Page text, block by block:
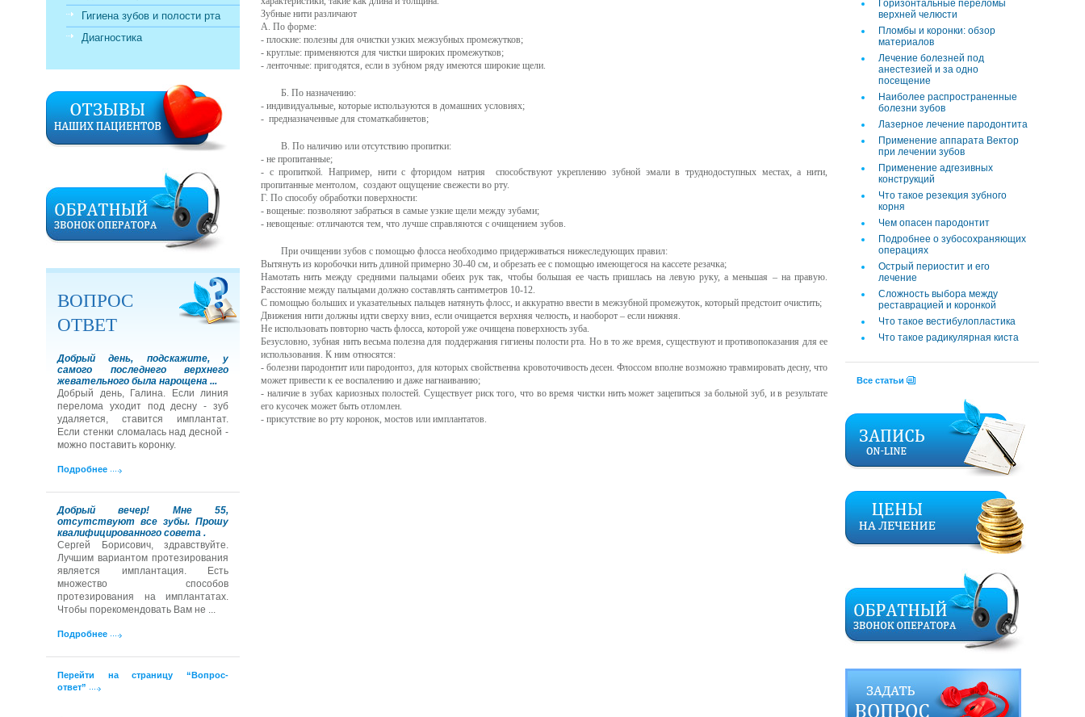
Горизонтальные переломы
верхней челюсти
Пломбы и коронки: обзор
материалов
Лечение болезней под
анестезией и за одно
посещение
Наиболее распространенные
болезни зубов
Лазерное лечение пародонтита
Применение аппарата Вектор
при лечении зубов
Применение адгезивных
конструкций
Что такое резекция зубного
корня
Чем опасен пародонтит
Подробнее о зубосохраняющих
операциях
Острый периостит и его
лечение
Сложность выбора между
реставрацией и коронкой
Что такое вестибулопластика
Что такое радикулярная киста
Все статьи
Гигиена зубов и полости рта
Диагностика
ВОПРОС
ОТВЕТ
Добрый день, подскажите, у
самого последнего верхнего
жевательного была нарощена ...
Добрый день, Галина. Если линия
перелома уходит под десну - зуб
удаляется, ставится имплантат.
Если стенки сломалась над десной -
можно поставить коронку.
Подробнее
Добрый вечер! Мне 55,
отсутствуют все зубы. Прошу
квалифицированного совета .
Сергей Борисович, здравствуйте.
Лучшим вариантом протезирования
является имплантация. Есть
множество способов
протезирования на имплантатах.
Чтобы порекомендовать Вам не ...
Подробнее
Перейти на страницу “Вопрос-
ответ”
Зубные нити различают
А. По форме:
- плоские: полезны для очистки узких межзубных промежутков;
- круглые: применяются для чистки широких промежутков;
- ленточные: пригодятся, если в зубном ряду имеются широкие щели.
Б. По назначению:
- индивидуальные, которые используются в домашних условиях;
- предназначенные для стоматкабинетов;
В. По наличию или отсутствию пропитки:
- не пропитанные;
- с пропиткой. Например, нити с фторидом натрия способствуют укреплению зубной эмали в труднодоступных местах, а нити,
пропитанные ментолом, создают ощущение свежести во рту.
Г. По способу обработки поверхности:
- вощеные: позволяют забраться в самые узкие щели между зубами;
- невощеные: отличаются тем, что лучше справляются с очищением зубов.
При очищении зубов с помощью флосса необходимо придерживаться нижеследующих правил:
Вытянуть из коробочки нить длиной примерно 30-40 см, и обрезать ее с помощью имеющегося на кассете резачка;
Намотать нить между средними пальцами обеих рук так, чтобы большая ее часть пришлась на левую руку, а меньшая – на правую.
Расстояние между пальцами должно составлять сантиметров 10-12.
С помощью больших и указательных пальцев натянуть флосс, и аккуратно ввести в межзубной промежуток, который предстоит очистить;
Движения нити должны идти сверху вниз, если очищается верхняя челюсть, и наоборот – если нижняя.
Не использовать повторно часть флосса, которой уже очищена поверхность зуба.
Безусловно, зубная нить весьма полезна для поддержания гигиены полости рта. Но в то же время, существуют и противопоказания для ее
использования. К ним относятся:
- болезни пародонтит или пародонтоз, для которых свойственна кровоточивость десен. Флоссом вполне возможно травмировать десну, что
может привести к ее воспалению и даже нагнаиванию;
- наличие в зубах кариозных полостей. Существует риск того, что во время чистки нить может зацепиться за больной зуб, и в результате
его кусочек может быть отломлен.
- присутствие во рту коронок, мостов или имплантатов.